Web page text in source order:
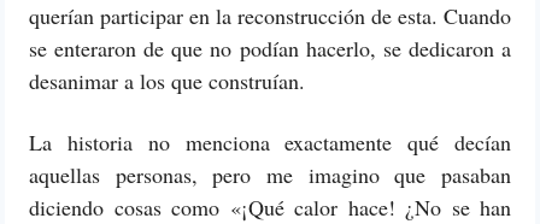
querían participar en la reconstrucción de esta. Cuando
se enteraron de que no podían hacerlo, se dedicaron a
desanimar a los que construían.
La historia no menciona exactamente qué decían
aquellas personas, pero me imagino que pasaban
diciendo cosas como «¡Qué calor hace! ¿No se han